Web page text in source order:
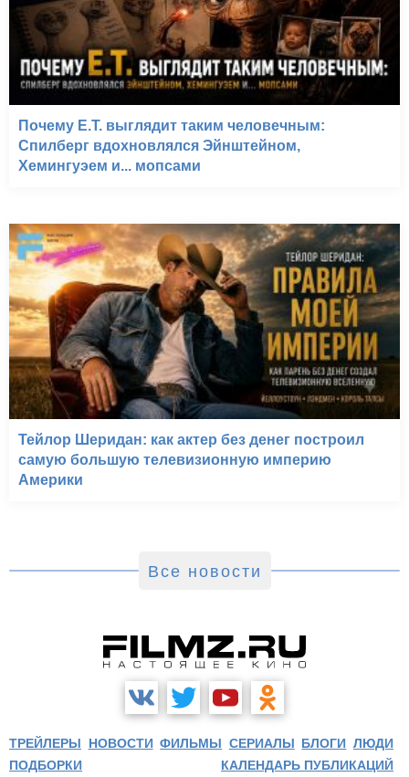
Почему E.T. выглядит таким человечным:
Спилберг вдохновлялся Эйнштейном,
Хемингуэем и... мопсами
Тейлор Шеридан: как актер без денег построил
самую большую телевизионную империю
Америки
Все новости
ТРЕЙЛЕРЫ НОВОСТИ ФИЛЬМЫ СЕРИАЛЫ БЛОГИ ЛЮДИ
ПОДБОРКИ
КАЛЕНДАРЬ ПУБЛИКАЦИЙ